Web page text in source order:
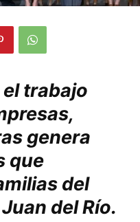
trabajo
genera
que
del
del Río.